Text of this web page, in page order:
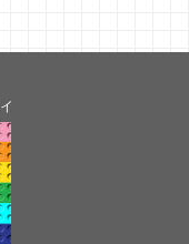
付けるこ
含め
ある